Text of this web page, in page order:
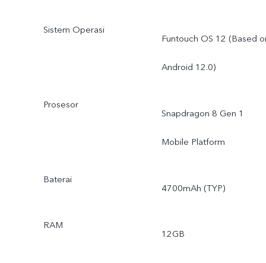
Sistem Operasi
Funtouch OS 12 (Based
Android 12.0)
Prosesor
Snapdragon 8 Gen 1
Mobile Platform
Baterai
4700mAh (TYP)
RAM
12GB